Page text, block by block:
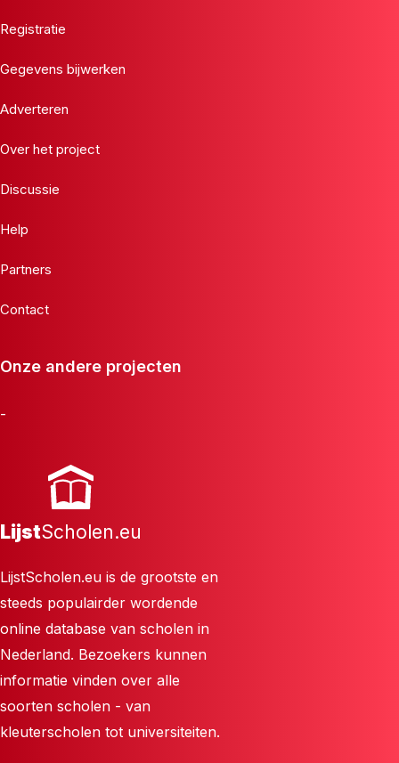
Registratie
Gegevens bijwerken
Adverteren
Over het project
Discussie
Help
Partners
Contact
Onze andere projecten
-
LijstScholen.eu
LijstScholen.eu is de grootste en
steeds populairder wordende
online database van scholen in
Nederland. Bezoekers kunnen
informatie vinden over alle
soorten scholen - van
kleuterscholen tot universiteiten.